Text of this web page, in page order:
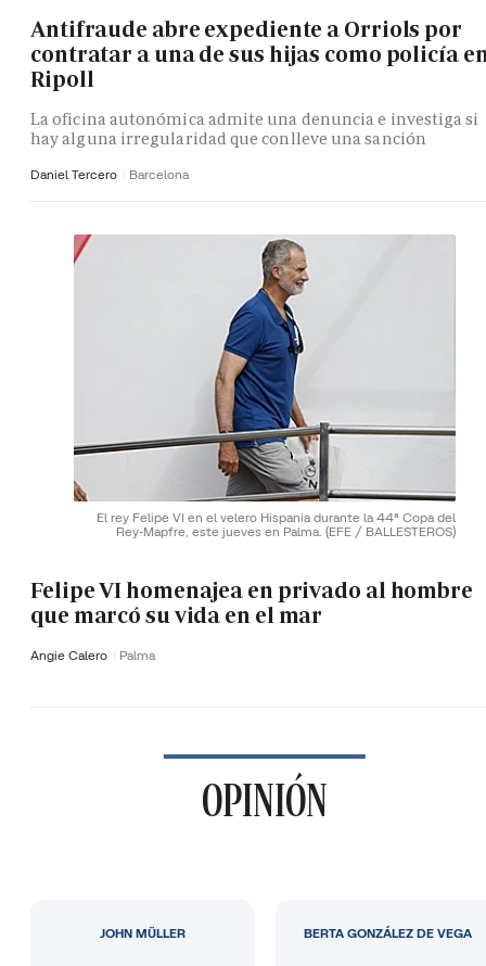
Antifraude abre expediente a Orriols por
contratar a una de sus hijas como policía
Ripoll
La oficina autonómica admite una denuncia e investiga si
hay alguna irregularidad que conlleve una sanción
Daniel Tercero Barcelona
El rey Felipe VI en el velero Hispania durante la 44ª Copa del
Rey-Mapfre, este jueves en Palma. (EFE / BALLESTEROS)
Felipe VI homenajea en privado al hombre
que marcó su vida en el mar
Angie Calero Palma
OPINIÓN
JOHN MÜLLER BERTA GONZÁLEZ DE VEGA